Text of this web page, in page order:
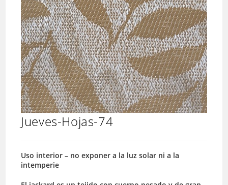
Jueves-Hojas-74
Uso interior – no exponer a la luz solar ni a la
intemperie